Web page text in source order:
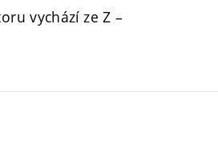
vychází ze Z –